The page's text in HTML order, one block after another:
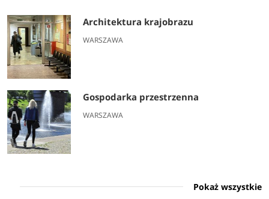
Architektura krajobrazu
WARSZAWA
Gospodarka przestrzenna
WARSZAWA
Pokaż wszystkie